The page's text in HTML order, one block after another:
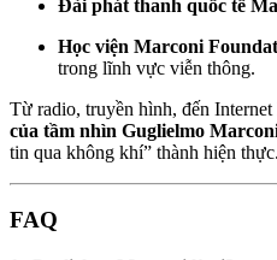
Đài phát thanh quốc tế
Học viện Marconi
trong lĩnh vực viễn thông.
Từ radio, truyền hình, đến Internet
của tầm nhìn Guglielmo
tin qua không khí” thành hiện thực.
FAQ